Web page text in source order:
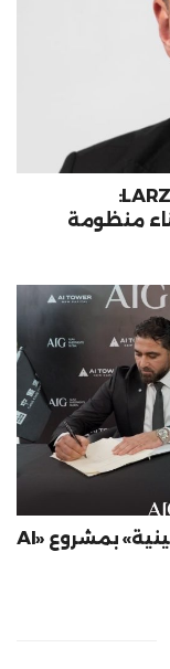
الرئيس التنفيذي ل LARZ Developments:
منظومة
شركة «AIG» تتعاون مع «CSCEC الصينية» بمشروع «AI